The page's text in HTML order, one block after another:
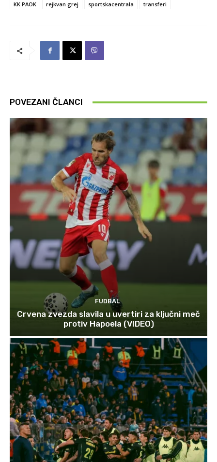
KK PAOK
rejkvan grej sportskacentrala transferi
POVEZANI ČLANCI
FUDBAL
Crvena zvezda slavila u uvertiri za ključni meč
protiv Hapoela (VIDEO)